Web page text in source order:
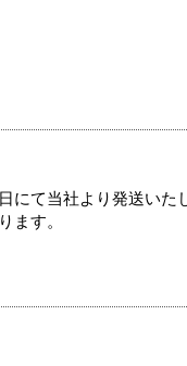
て当社より発送いた
ます。